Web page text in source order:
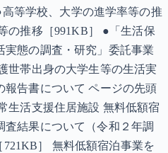
等学校、大学の進学率等の推
の推移［991KB］ ●「生活保
態の調査・研究」委託事業
世帯出身の大学生等の生活実
報告書について ページの先頭
生活支援住居施設 無料低額宿
結果について（令和２年調
］ 無料低額宿泊事業を